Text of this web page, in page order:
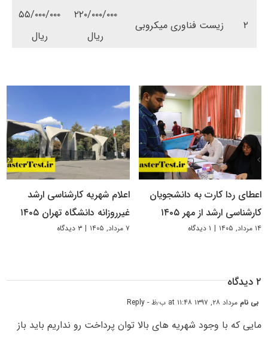
۲ زیست فناوری میکروبی
۲۲۰/۰۰۰/۰۰۰
ریال
۵۵/۰۰۰/۰۰۰
ریال
اعطای ردا کارت به دانشجویان
کارشناسی ارشد از مهر ۱۴۰۵
۱۴ مرداد, ۱۴۰۵ | ۱ دیدگاه
اعلام شهریه کارشناسی ارشد
غیرروزانه دانشگاه تهران ۱۴۰۵
۷ مرداد, ۱۴۰۵ | ۳ دیدگاه
۲ دیدگاه
بی نام مرداد ۲۸, ۱۳۹۷ at ۱۱:۴۸ ب٫ظ - Reply
مایی که با وجود شهریه های بالا توان پرداخت رو نداریم باید باز